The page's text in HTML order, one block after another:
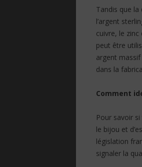
Tandis que la
l’argent
cuivre, le zinc
peut être
argent massif
dans la
Comment
Pour savoir
le bijou et
législation
signaler la